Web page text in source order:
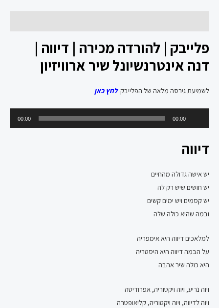
פלייבק | להורדה מכירה | דיווה |
דנה אינטרנשיונל שיר ארוויזיון
לשמיעת גירסה מלאה של הפלייבק לחץ כאן
אודיו
00:00
00:00
דיווה
יש אישה גדולה מהחיים
יש חושים שיש רק לה
יש קסמים ויש ימים קשים
ובמה שהיא כולה שלה
למלאכים דיווה היא אימפריה
על הבמה דיווה היא היסטריה
היא כולה שיר אהבה
ויוה נריע, ויוה ויקטוריה, אפרודיטה
ויוה לדיווה, ויוה ויקטוריה, קליאופטרה